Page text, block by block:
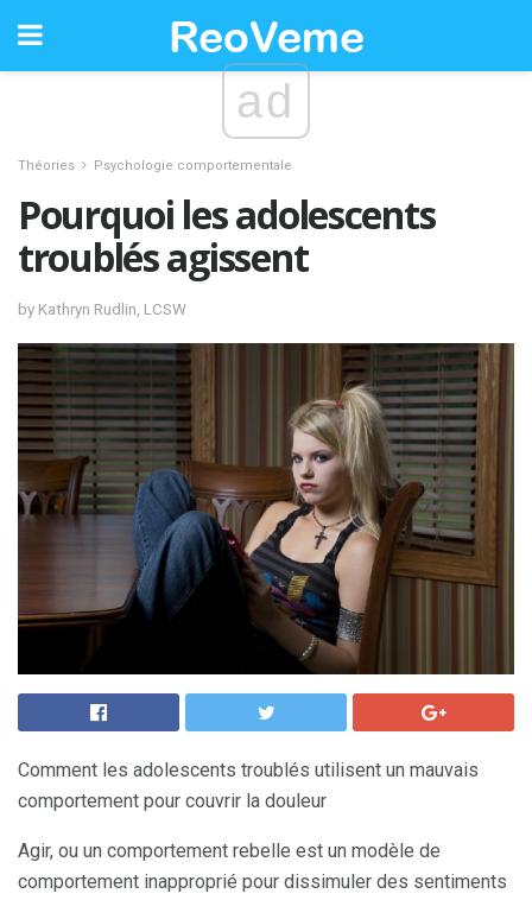
ad
Théories Psychologie comportementale
Pourquoi les adolescents
troublés agissent
by Kathryn Rudlin, LCSW
Comment les adolescents troublés utilisent un mauvais
comportement pour couvrir la douleur
Agir, ou un comportement rebelle est un modèle de
comportement inapproprié pour dissimuler des sentiments